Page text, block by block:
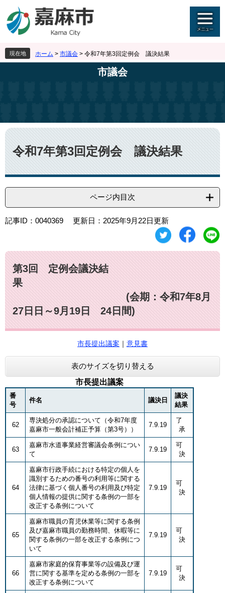
ジ
先
頭
ュ
を
飛
へ
現在地 ホーム > 市議会 > 令和7年第3回定例会 議決結果
市議会
本
文
令和7年第3回定例会 議決結果
ページ内目次
記事ID：0040369 更新日：2025年9月22日更新
第3回 定例会議決結
果
(会期：令和7年8月
27日日～9月19日 24日間)
市長提出議案 ｜ 意見書
表のサイズを切り替える
市長提出議案
番
号
件名 議決日
議決
結果
62
専決処分の承認について（令和7年度
嘉麻市一般会計補正予算（第3号））
7.9.19
了
承
63
嘉麻市水道事業経営審議会条例につい
て
7.9.19
可
決
64
嘉麻市行政手続における特定の個人を
識別するための番号の利用等に関する
法律に基づく個人番号の利用及び特定
個人情報の提供に関する条例の一部を
改正する条例について
7.9.19
可
決
65
嘉麻市職員の育児休業等に関する条例
及び嘉麻市職員の勤務時間、休暇等に
関する条例の一部を改正する条例につ
いて
7.9.19
可
決
66
嘉麻市家庭的保育事業等の設備及び運
営に関する基準を定める条例の一部を
改正する条例について
7.9.19
可
決